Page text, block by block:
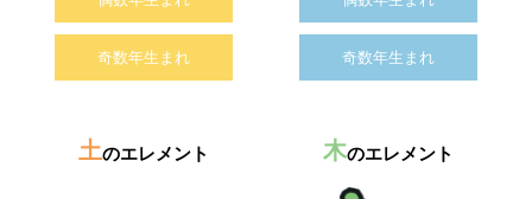
奇数年生まれ 奇数年生まれ
土のエレメント 木のエレメント